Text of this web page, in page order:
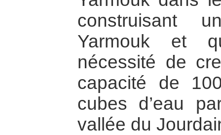
construisant
Yarmouk et
nécessité de
capacité de
cubes d’eau
vallée du